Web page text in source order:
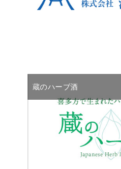
蔵のハーブ酒